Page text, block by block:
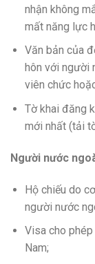
nhận không
mất năng lực
Văn bản của
hôn với người
viên chức
Tờ khai đăng
mới nhất (tải
Người nước
Hộ chiếu do
người nước
Visa cho
Nam;